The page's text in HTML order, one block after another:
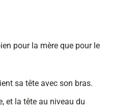
pour la mère que pour le
sa tête avec son bras.
et la tête au niveau du